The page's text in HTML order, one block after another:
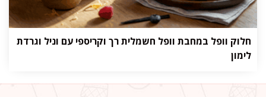
חלוק וופל במחבת וופל חשמלית רך וקריספי עם וניל וגרדת
לימון